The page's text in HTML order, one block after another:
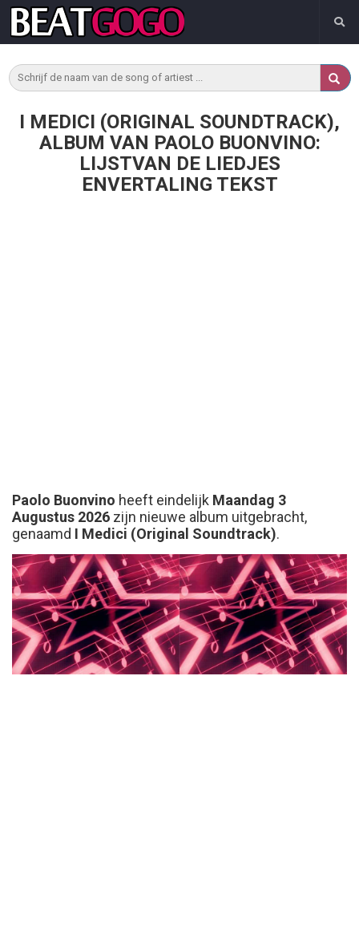
I MEDICI (ORIGINAL SOUNDTRACK),
ALBUM VAN PAOLO BUONVINO:
LIJSTVAN DE LIEDJES
ENVERTALING TEKST
Paolo Buonvino heeft eindelijk Maandag 3
Augustus 2026 zijn nieuwe album uitgebracht,
genaamd I Medici (Original Soundtrack).